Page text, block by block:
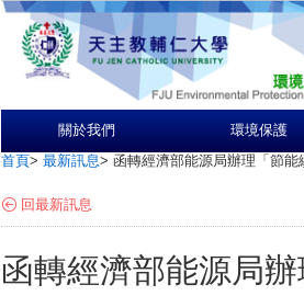
關於我們 環境保護
首頁> 最新訊息> 函轉經濟部能源局辦理「節
回最新訊息
函轉經濟部能源局